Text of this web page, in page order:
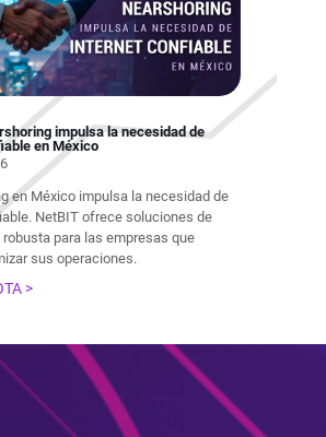
impulsa la necesidad de
en México
en México impulsa la necesidad de
NetBIT ofrece soluciones de
para las empresas que
sus operaciones.
>